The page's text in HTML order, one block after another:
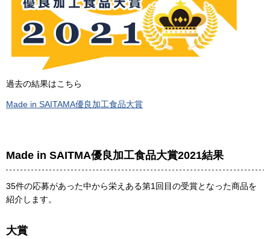
過去の結果はこちら
Made in SAITAMA優良加工食品大賞
Made in SAITMA優良加工食品大賞2021結果
35件の応募があった中から栄えある第1回目の受賞となった商品を
紹介します。
大賞